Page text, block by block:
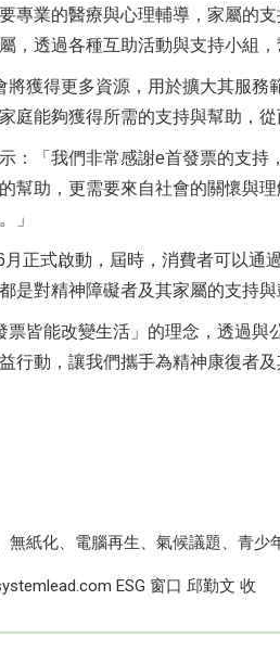
專業的醫療與心理輔導，家屬的
，透過各種互助活動與支持小組，
將獲得更多資源，用於擴大其服
庭能夠獲得所需的支持與幫助，
：「我們非常感謝e首發票的支
幫助，更需要來自社會的關懷與
」
正式啟動，屆時，消費者可以通
是對精神障礙者及其家屬的支持與
票皆能改變生活」的理念，透過
行動，讓我們攜手為精神康復者
無紙化、電腦再生、氣候議題、青少
ESG 窗口 邱勤文 收